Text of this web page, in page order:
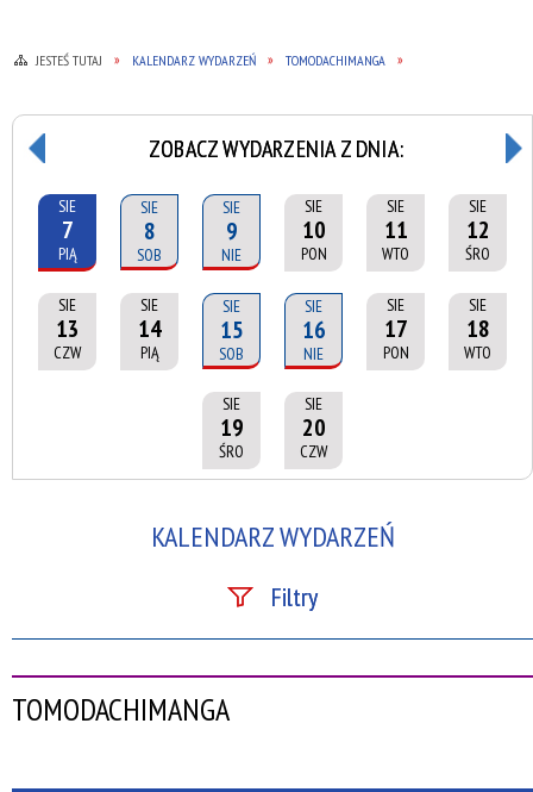
JESTEŚ TUTAJ KALENDARZ WYDARZEŃ TOMODACHIMANGA
ZOBACZ WYDARZENIA Z DNIA:
SIE
7
PIĄ
SIE
8
SOB
SIE
9
NIE
SIE
10
PON
SIE
11
WTO
SIE
12
ŚRO
SIE
13
CZW
SIE
14
PIĄ
SIE
15
SOB
SIE
16
NIE
SIE
17
PON
SIE
18
WTO
SIE
19
ŚRO
SIE
20
CZW
KALENDARZ WYDARZEŃ
Filtry
Szukana fraza
Kategoria
TOMODACHIMANGA